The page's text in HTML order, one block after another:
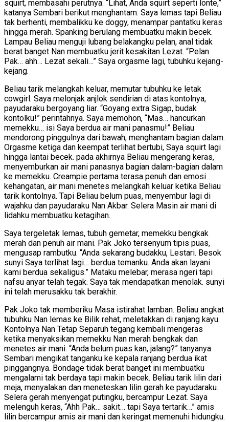
squirt, membasahi perutnya. “Lihat, Anda squirt seperti lonte,”
katanya Sembari berikut menghantam. Saya lemas tapi Beliau
tak berhenti, membalikku ke doggy, menampar pantatku keras
hingga merah. Spanking berulang membuatku makin becek.
Lampau Beliau menguji lubang belakangku pelan, anal tidak
berat banget Nan membuatku jerit kesakitan Lezat. “Pelan
Pak… ahh… Lezat sekali…” Saya orgasme lagi, tubuhku kejang-
kejang.
Beliau tarik melangkah keluar, memutar tubuhku ke letak
cowgirl. Saya melonjak anjlok sendirian di atas kontolnya,
payudaraku bergoyang liar. “Goyang extra Sigap, budak
kontolku!” perintahnya. Saya memohon, “Mas… hancurkan
memekku… isi Saya berdua air mani panasmu!” Beliau
mendorong pinggulnya dari bawah, menghantam bagian dalam.
Orgasme ketiga dan keempat terlihat bertubi, Saya squirt lagi
hingga lantai becek. pada akhirnya Beliau mengerang keras,
menyemburkan air mani panasnya bagian dalam-bagian dalam
ke memekku. Creampie pertama terasa penuh dan emosi
kehangatan, air mani menetes melangkah keluar ketika Beliau
tarik kontolnya. Tapi Beliau belum puas, menyembur lagi di
wajahku dan payudaraku Nan Akbar. Selera Masin air mani di
lidahku membuatku ketagihan.
Saya tergeletak lemas, tubuh gemetar, memekku bengkak
merah dan penuh air mani. Pak Joko tersenyum tipis puas,
mengusap rambutku. “Anda sekarang budakku, Lestari. Besok
sunyi Saya terlihat lagi… berdua temanku. Anda akan layani
kami berdua sekaligus.” Mataku melebar, merasa ngeri tapi
nafsu anyar telah tegak. Saya tak mendapatkan menolak. sunyi
ini telah merusakku tak berakhir.
Pak Joko tak memberiku Masa istirahat lamban. Beliau angkat
tubuhku Nan lemas ke Bilik rehat, meletakkan di ranjang kayu.
Kontolnya Nan Tetap Separuh tegang kembali mengeras
ketika menyaksikan memekku Nan merah bengkak dan
menetes air mani. “Anda belum puas kan, jalang?” tanyanya
Sembari mengikat tanganku ke kepala ranjang berdua ikat
pinggangnya. Bondage tidak berat banget ini membuatku
mengalami tak berdaya tapi makin becek. Beliau tarik lilin dari
meja, menyalakan dan meneteskan lilin gerah ke payudaraku.
Selera gerah menyengat putingku, bercampur Lezat. Saya
melenguh keras, “Ahh Pak… sakit… tapi Saya tertarik…” amis
lilin bercampur amis air mani dan keringat memenuhi hidungku.